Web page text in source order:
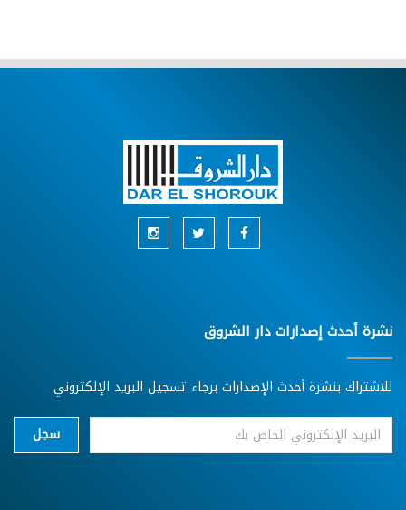
نشرة أحدث إصدارات دار الشروق
للاشتراك بنشرة أحدث الإصدارات برجاء تسجيل البريد الإلكتروني
سجل